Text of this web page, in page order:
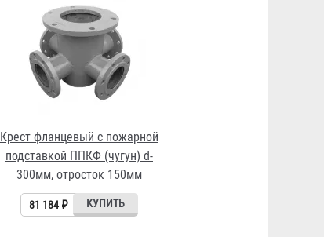
Крест фланцевый с пожарной
подставкой ППКФ (чугун) d-
300мм, отросток 150мм
81 184 ₽